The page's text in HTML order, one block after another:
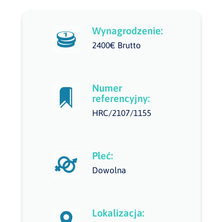
Wynagrodzenie:
2400€ Brutto
Numer
referencyjny:
HRC/2107/1155
Płeć:
Dowolna
Lokalizacja: